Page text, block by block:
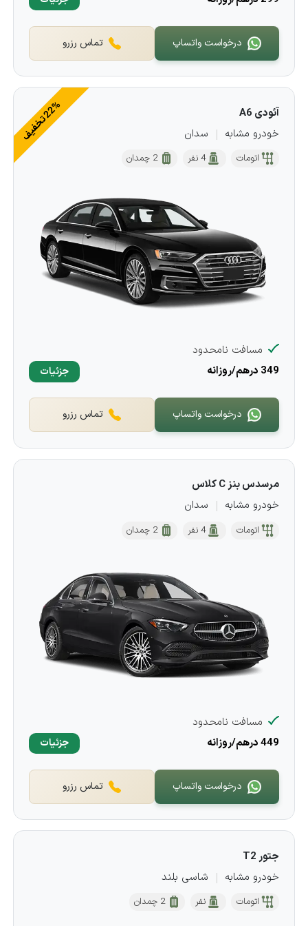
درخواست واتساپ تماس رزرو
2
2
%
ت
خ
ف
ی
ف
آئودی A6
خودرو مشابه
سدان
اتومات 4 نفر 2 چمدان
مسافت نامحدود
349 درهم/روزانه
جزئیات
درخواست واتساپ تماس رزرو
مرسدس بنز C کلاس
خودرو مشابه
سدان
اتومات 4 نفر 2 چمدان
مسافت نامحدود
449 درهم/روزانه
جزئیات
درخواست واتساپ تماس رزرو
جتور T2
خودرو مشابه
شاسی بلند
اتومات نفر 2 چمدان